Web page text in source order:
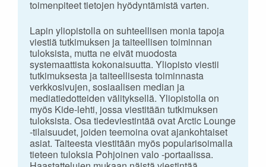
toimenpiteet tietojen hyödyntämistä varten.
Lapin yliopistolla on suhteellisen monia tapoja
viestiä tutkimuksen ja taiteellisen toiminnan
tuloksista, mutta ne eivät muodosta
systemaattista kokonaisuutta. Yliopisto viestii
tutkimuksesta ja taiteellisesta toiminnasta
verkkosivujen, sosiaalisen median ja
mediatiedotteiden välityksellä. Yliopistolla on
myös Kide-lehti, jossa viestitään tutkimuksen
tuloksista. Osa tiedeviestintää ovat Arctic Lounge
-tilaisuudet, joiden teemoina ovat ajankohtaiset
asiat. Taiteesta viestitään myös popularisoimalla
tieteen tuloksia Pohjoinen valo -portaalissa.